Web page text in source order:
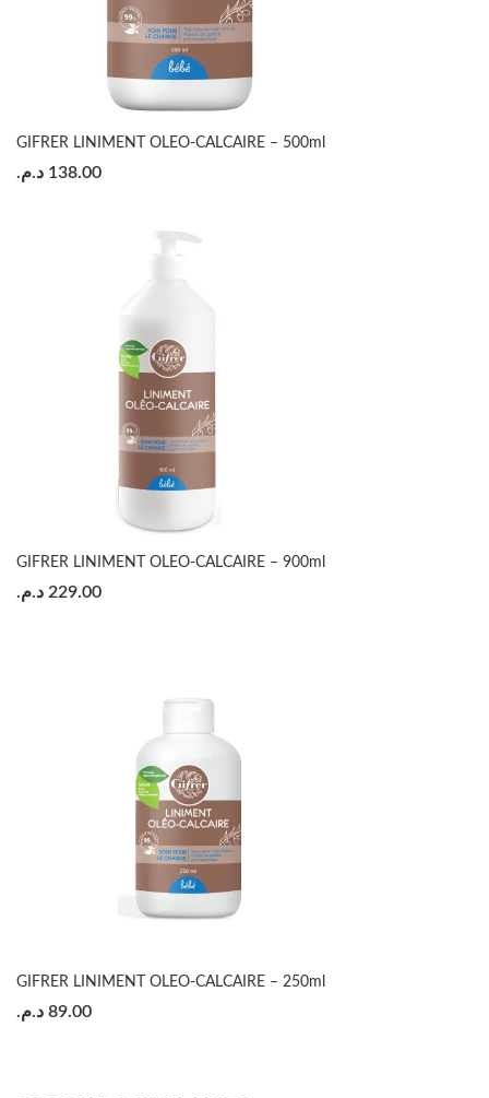
GIFRER LINIMENT OLEO-CALCAIRE – 500ml
138.00 د.م.
GIFRER LINIMENT OLEO-CALCAIRE – 900ml
229.00 د.م.
GIFRER LINIMENT OLEO-CALCAIRE – 250ml
89.00 د.م.